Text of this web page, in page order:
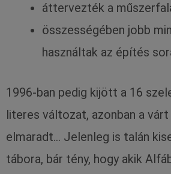
áttervezték a
összességében jobb
használtak az építés
1996-ban pedig kijött a 16
literes változat, azonban a
elmaradt… Jelenleg is talán
tábora, bár tény, hogy akik